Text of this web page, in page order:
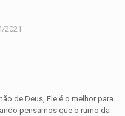
2021
de Deus, Ele é o melhor para
pensamos que o rumo da